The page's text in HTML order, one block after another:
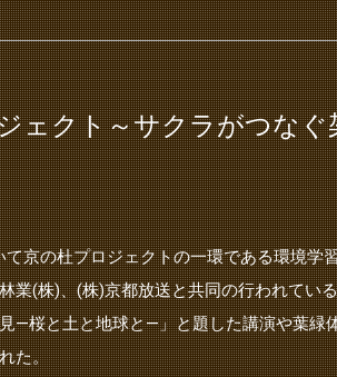
ェクト～サクラがつな
京の杜プロジェクトの一環である環境学
業(株)、(株)京都放送と共同の行われてい
―桜と土と地球と―」と題した講演や葉緑
た。